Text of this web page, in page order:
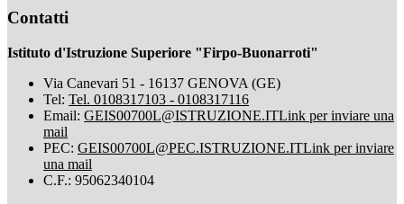
Contatti
Istituto d'Istruzione Superiore "Firpo-Buonarroti"
Via Canevari 51 - 16137 GENOVA (GE)
Tel: Tel. 0108317103 - 0108317116
Email: GEIS00700L@ISTRUZIONE.ITLink per inviare una
mail
PEC: GEIS00700L@PEC.ISTRUZIONE.ITLink per inviare
una mail
C.F.: 95062340104